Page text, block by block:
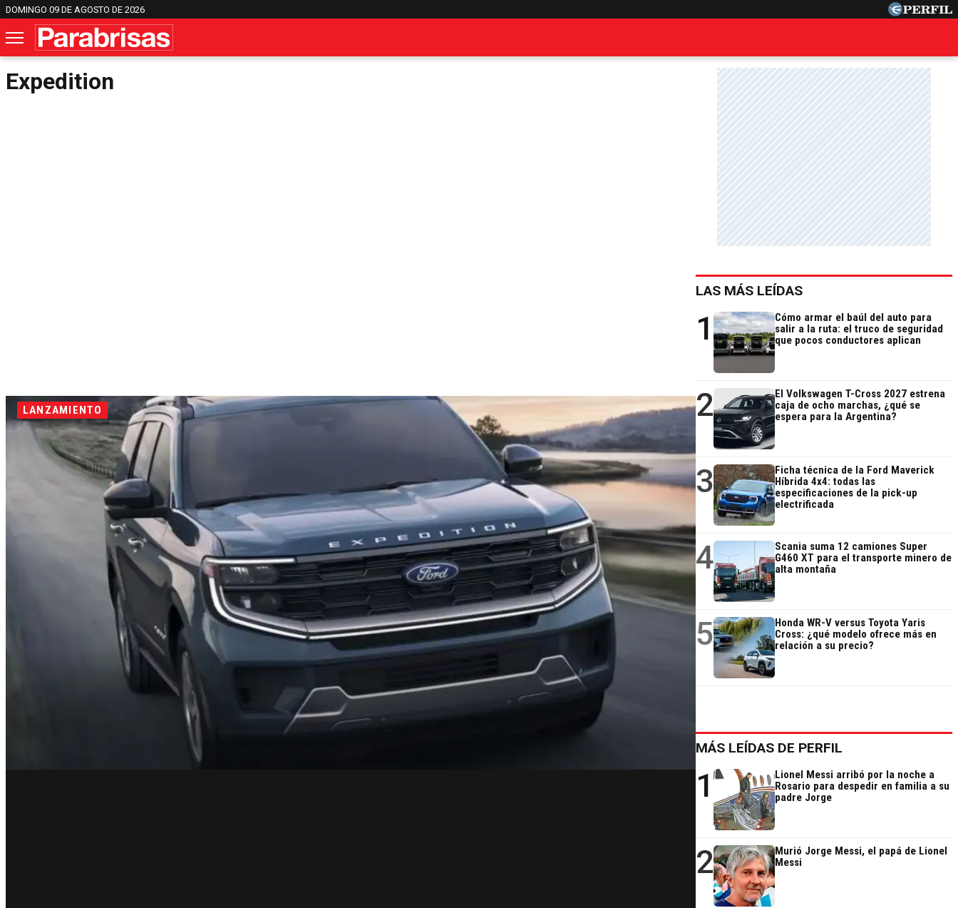
DOMINGO 09 DE AGOSTO DE 2026
Expedition
LANZAMIENTO
LAS MÁS LEÍDAS
1
Cómo armar el baúl del auto para
salir a la ruta: el truco de seguridad
que pocos conductores aplican
2
El Volkswagen T-Cross 2027 estrena
caja de ocho marchas, ¿qué se
espera para la Argentina?
3
Ficha técnica de la Ford Maverick
Híbrida 4x4: todas las
especificaciones de la pick-up
electrificada
4
Scania suma 12 camiones Super
G460 XT para el transporte minero de
alta montaña
5
Honda WR-V versus Toyota Yaris
Cross: ¿qué modelo ofrece más en
relación a su precio?
MÁS LEÍDAS DE PERFIL
1
Lionel Messi arribó por la noche a
Rosario para despedir en familia a su
padre Jorge
2
Murió Jorge Messi, el papá de Lionel
Messi